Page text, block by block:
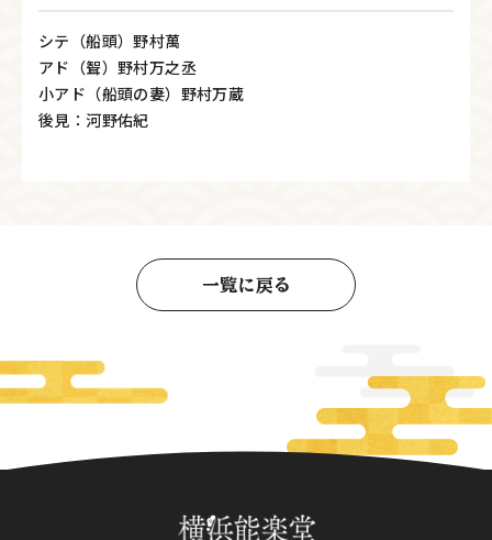
シテ（船頭）野村萬
アド（聟）野村万之丞
小アド（船頭の妻）野村万蔵
後見：河野佑紀
一覧に戻る